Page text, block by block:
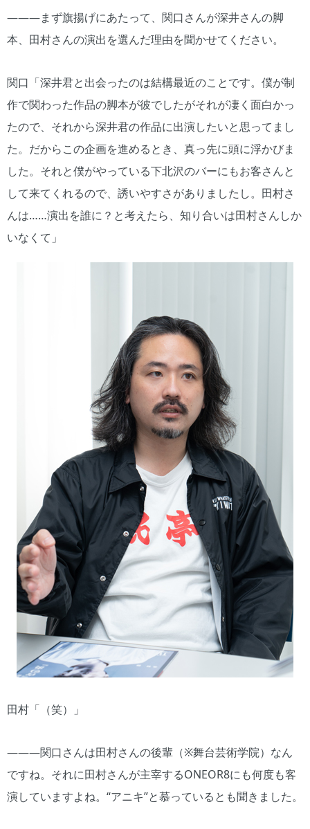
―――まず旗揚げにあたって、関口さんが深井さんの脚
本、田村さんの演出を選んだ理由を聞かせてください。
関口「深井君と出会ったのは結構最近のことです。僕が制
作で関わった作品の脚本が彼でしたがそれが凄く面白かっ
たので、それから深井君の作品に出演したいと思ってまし
た。だからこの企画を進めるとき、真っ先に頭に浮かびま
した。それと僕がやっている下北沢のバーにもお客さんと
して来てくれるので、誘いやすさがありましたし。田村さ
んは……演出を誰に？と考えたら、知り合いは田村さんしか
いなくて」
田村「（笑）」
―――関口さんは田村さんの後輩（※舞台芸術学院）なん
ですね。それに田村さんが主宰するONEOR8にも何度も客
演していますよね。“アニキ”と慕っているとも聞きました。